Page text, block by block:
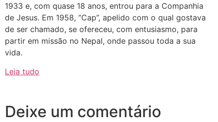
1933 e, com quase 18 anos, entrou para a Companhia
de Jesus. Em 1958, “Cap”, apelido com o qual gostava
de ser chamado, se ofereceu, com entusiasmo, para
partir em missão no Nepal, onde passou toda a sua
vida.
Leia tudo
Deixe um comentário